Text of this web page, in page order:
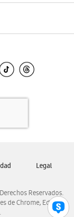
Reservados.
de Chrome, Edge,
Legal